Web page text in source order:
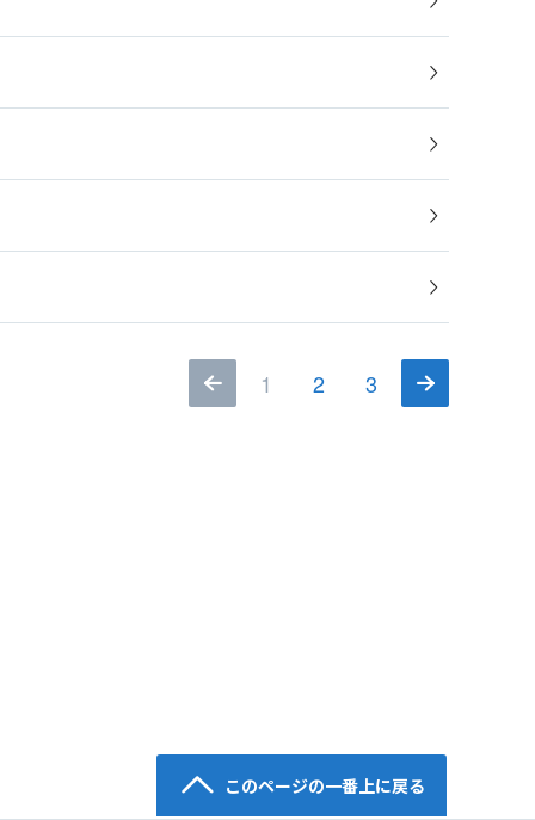
1 2 3
このページの一番上に戻る